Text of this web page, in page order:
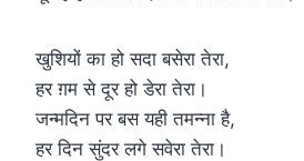
खुशियों का हो सदा बसेरा तेरा,
हर ग़म से दूर हो डेरा तेरा।
जन्मदिन पर बस यही तमन्ना है,
हर दिन सुंदर लगे सवेरा तेरा।